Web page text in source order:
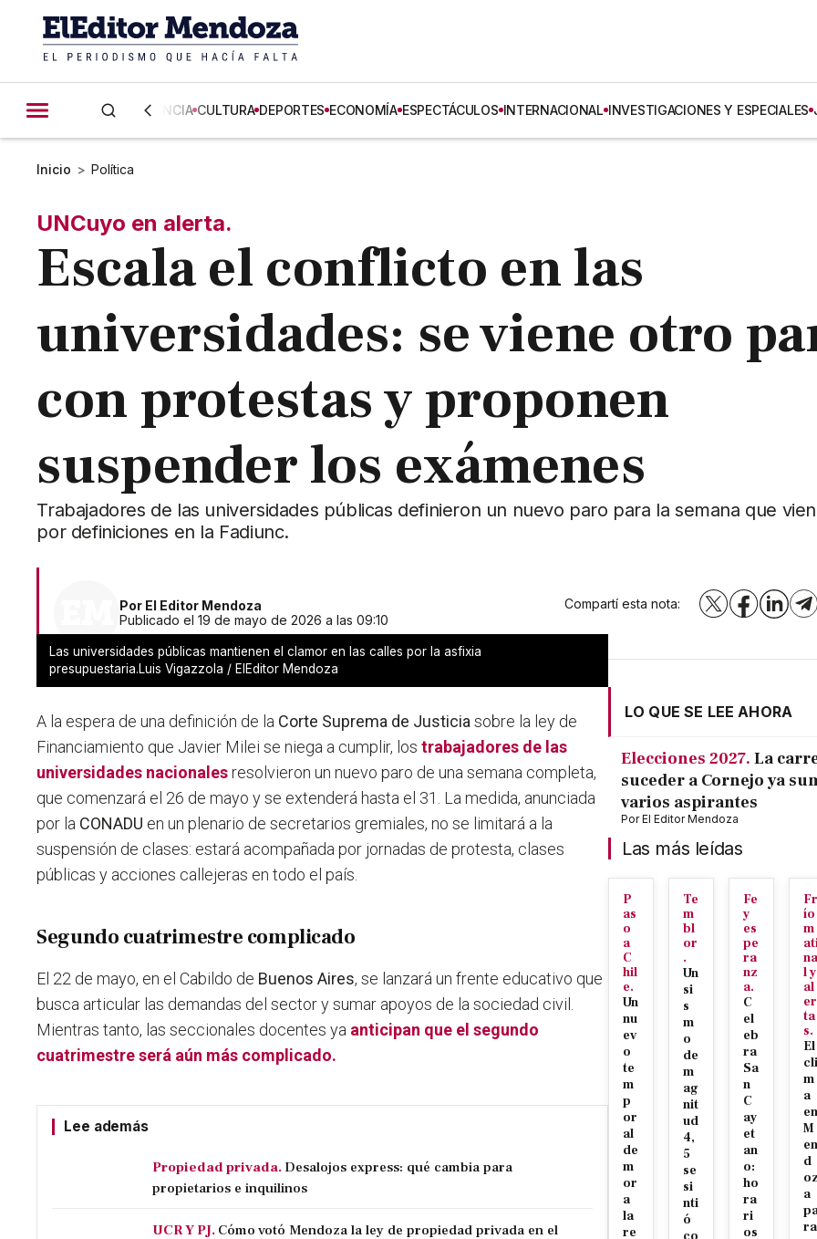
CIENCIA CULTURA DEPORTES ECONOMÍA ESPECTÁCULOS INTERNACIONAL INVESTIGACIONES Y ESPECIALES
Inicio > Política
UNCuyo en alerta.
Escala el conflicto en las
universidades: se viene otro
con protestas y proponen
suspender los exámenes
Trabajadores de las universidades públicas definieron un nuevo paro para la semana que
por definiciones en la Fadiunc.
Por El Editor Mendoza
Publicado el 19 de mayo de 2026 a las 09:10
Compartí esta nota: X Facebook
Las universidades públicas mantienen el clamor en las calles por la asfixia
presupuestaria.Luis Vigazzola / ElEditor Mendoza
A la espera de una definición de la Corte Suprema de Justicia sobre la ley de
Financiamiento que Javier Milei se niega a cumplir, lostrabajadores de las
universidades nacionalesresolvieron un nuevo paro de una semana completa,
que comenzará el 26 de mayo y se extenderá hasta el 31 . La medida, anunciada
por la CONADU en un plenario de secretarios gremiales, no se limitará a la
suspensión de clases: estará acompañada por jornadas de protesta, clases
públicas y acciones callejeras en todo el país.
Segundo cuatrimestre complicado
El 22 de mayo, en el Cabildo de Buenos Aires, se lanzará un frente educativo que
busca articular las demandas del sector y sumar apoyos de la sociedad civil.
Mientras tanto, las seccionales docentes ya anticipan que el segundo
cuatrimestre será aún más complicado.
Lee además
Propiedad privada. Desalojos express: qué cambia para
propietarios e inquilinos
UCR Y PJ. Cómo votó Mendoza la ley de propiedad privada en el
LO QUE SE LEE AHORA
Elecciones 2027. La
suceder a Cornejo ya
varios aspirantes
PorEl Editor Mendoza
Las más leídas
P
as
o
a
C
hil
e.
Un
nu
ev
o
te
m
p
or
al
de
m
or
a
la
re
Te
m
bl
or
.
Un
si
s
m
o
de
m
ag
nit
ud
4,
5
se
si
nti
ó
Fe
y
es
pe
ra
nz
a.
C
el
eb
ra
Sa
n
C
ay
et
an
o:
ho
ra
ri
os
Fr
ío
m
na
l y
al
er
ta
s.
El
cli
m
a
en
M
en
d
a
ra